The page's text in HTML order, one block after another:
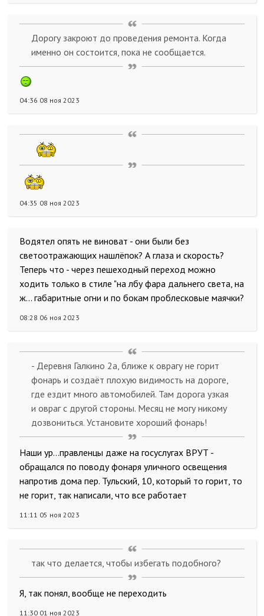
Дорогу закроют до проведения ремонта. Когда
именно он состоится, пока не сообщается.
04:36 08 ноя 2023
04:35 08 ноя 2023
Водятел опять не виноват - они были без
светоотражающих нашлёпок? А глаза и скорость?
Теперь что - через пешеходный переход можно
ходить только в стиле "на лбу фара дальнего света, на
ж... габаритные огни и по бокам проблесковые маячки?
08:28 06 ноя 2023
- Деревня Галкино 2а, ближе к оврагу не горит
фонарь и создаёт плохую видимость на дороге,
где ездит много автомобилей. Там дорога узкая
и овраг с другой стороны. Месяц не могу никому
дозвониться. Установите хороший фонарь!
Наши ур...правленцы даже на госуслугах ВРУТ -
обращался по поводу фонаря уличного освещения
напротив дома пер. Тульский, 10, который то горит, то
не горит, так написали, что все работает
11:11 05 ноя 2023
так что делается, чтобы избегать подобного?
Я, так понял, вообще не переходить
11:30 01 ноя 2023